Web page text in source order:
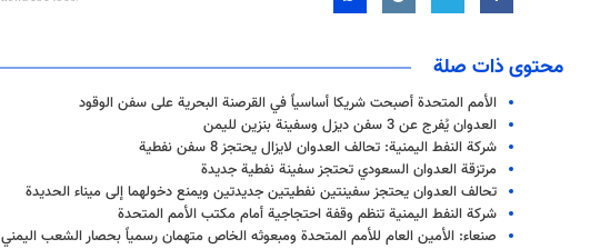
محتوى ذات صلة
الأمم المتحدة أصبحت شريكا أساسياً في القرصنة البحرية على سفن الوقود
العدوان يُفرج عن 3 سفن ديزل وسفينة بنزين لليمن
شركة النفط اليمنية: تحالف العدوان لايزال يحتجز 8 سفن نفطية
مرتزقة العدوان السعودي تحتجز سفينة نفطية جديدة
تحالف العدوان يحتجز سفينتين نفطيتين جديدتين ويمنع دخولهما إلى ميناء الحديدة
شركة النفط اليمنية تنظم وقفة احتجاجية أمام مكتب الأمم المتحدة
صنعاء: الأمين العام للأمم المتحدة ومبعوثه الخاص متهمان رسمياً بحصار الشعب اليمني